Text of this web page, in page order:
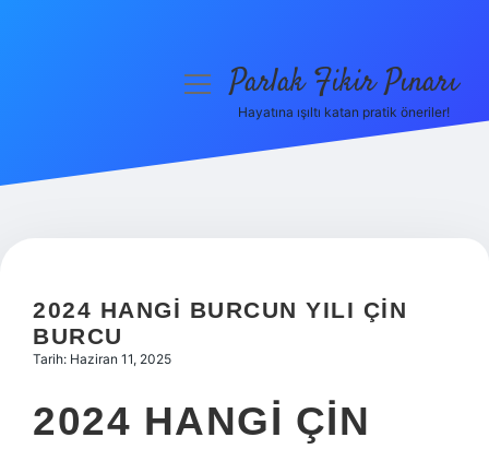
Hakkımızda
menüyüParlak Fikir Pınarı
Hayatına ışıltı katan pratik öneriler!
2024 HANGI BURCUN YILI ÇIN
BURCU
Tarih: Haziran 11, 2025
2024 HANGI ÇIN